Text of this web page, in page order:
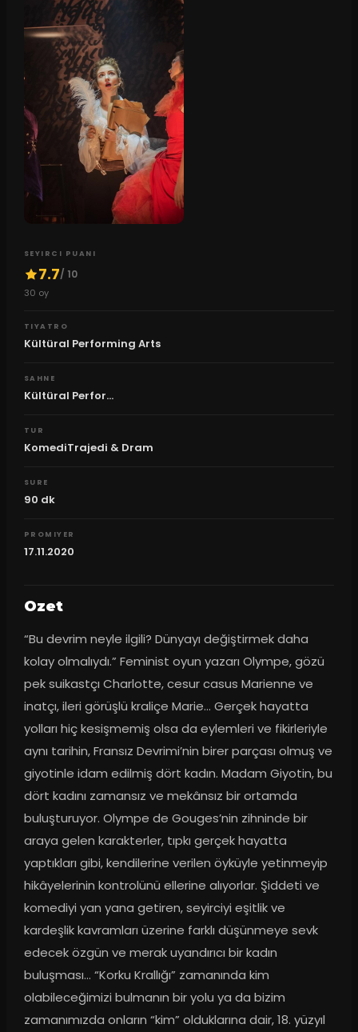
SEYIRCI PUANI
7.7/ 10
30 oy
TIYATRO
Kültüral Performing Arts
SAHNE
Kültüral Perfor...
TUR
KomediTrajedi & Dram
SURE
90 dk
PROMIYER
17.11.2020
Ozet
“Bu devrim neyle ilgili? Dünyayı değiştirmek daha
kolay olmalıydı.” Feminist oyun yazarı Olympe, gözü
pek suikastçı Charlotte, cesur casus Marienne ve
inatçı, ileri görüşlü kraliçe Marie… Gerçek hayatta
yolları hiç kesişmemiş olsa da eylemleri ve fikirleriyle
aynı tarihin, Fransız Devrimi’nin birer parçası olmuş ve
giyotinle idam edilmiş dört kadın. Madam Giyotin, bu
dört kadını zamansız ve mekânsız bir ortamda
buluşturuyor. Olympe de Gouges’nin zihninde bir
araya gelen karakterler, tıpkı gerçek hayatta
yaptıkları gibi, kendilerine verilen öyküyle yetinmeyip
hikâyelerinin kontrolünü ellerine alıyorlar. Şiddeti ve
komediyi yan yana getiren, seyirciyi eşitlik ve
kardeşlik kavramları üzerine farklı düşünmeye sevk
edecek özgün ve merak uyandırıcı bir kadın
buluşması... “Korku Krallığı” zamanında kim
olabileceğimizi bulmanın bir yolu ya da bizim
zamanımızda onların “kim” olduklarına dair, 18. yüzyıl